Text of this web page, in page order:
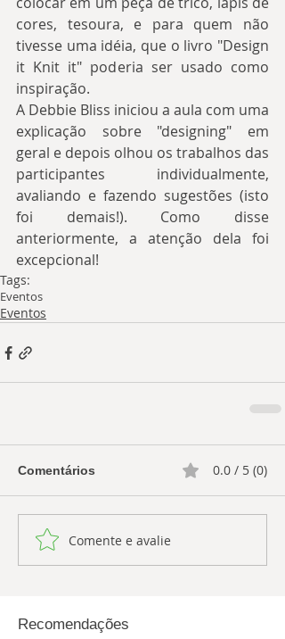
cores, tesoura, e para quem não
tivesse uma idéia, que o livro "Design
it Knit it" poderia ser usado como
inspiração.
A Debbie Bliss iniciou a aula com uma
explicação sobre "designing" em
geral e depois olhou os trabalhos das
participantes individualmente,
avaliando e fazendo sugestões (isto
foi demais!). Como disse
anteriormente, a atenção dela foi
excepcional!
Tags:
Eventos
Eventos
Comentários 0.0 / 5 (0)
Comente e avalie
Recomendações